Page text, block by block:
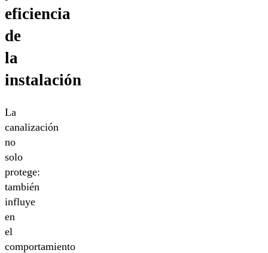
eficiencia
de
la
instalación
La
canalización
no
solo
protege:
también
influye
en
el
comportamiento